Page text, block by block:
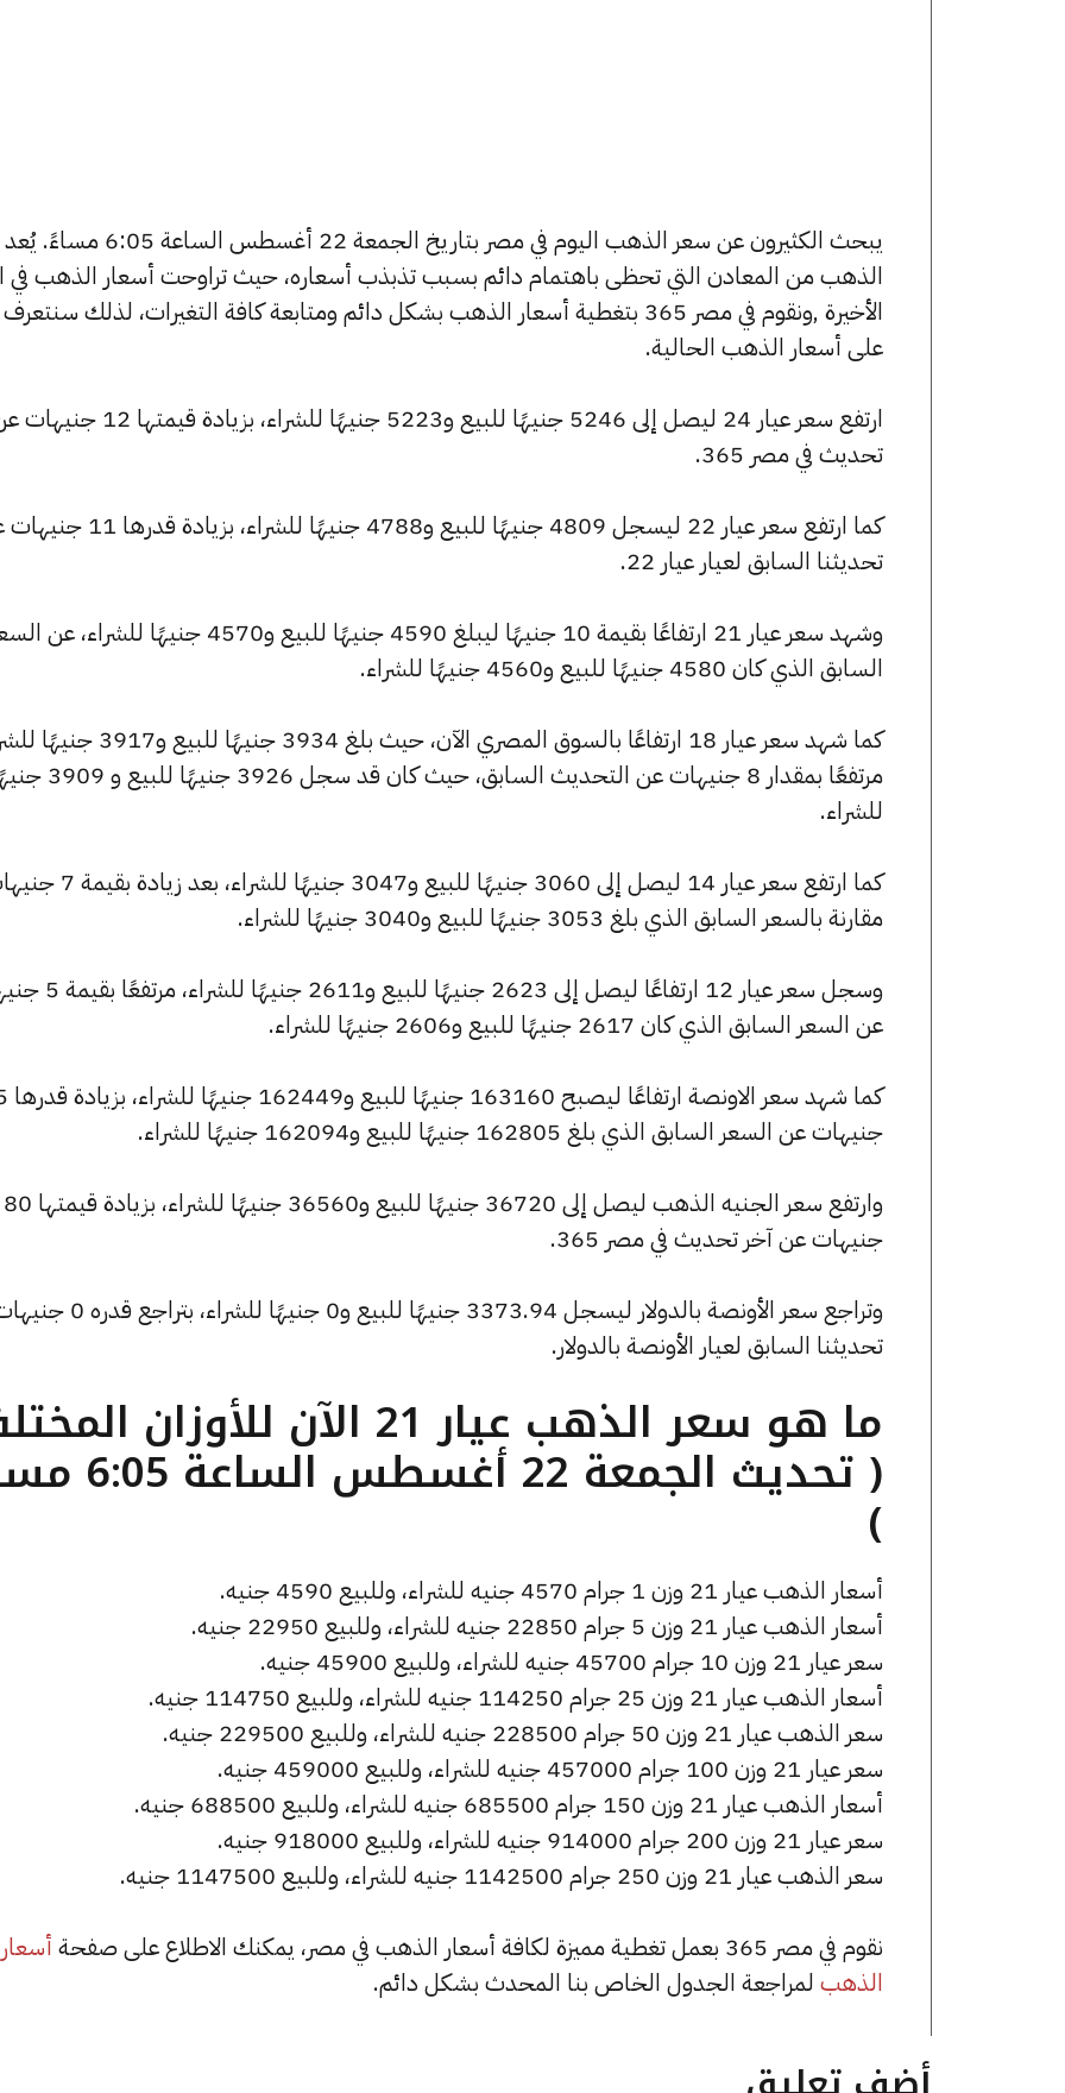
يبحث الكثيرون عن سعر الذهب اليوم في مصر بتاريخ الجمعة 22 أغسطس الساعة 6:05 مساءً. يُعد
الذهب من المعادن التي تحظى باهتمام دائم بسبب تذبذب أسعاره، حيث تراوحت أسعار الذهب في
الأخيرة ,ونقوم في مصر 365 بتغطية أسعار الذهب بشكل دائم ومتابعة كافة التغيرات، لذلك
على أسعار الذهب الحالية.
ارتفع سعر عيار 24 ليصل إلى 5246 جنيهًا للبيع و5223 جنيهًا
تحديث في مصر 365.
كما ارتفع سعر عيار 22 ليسجل 4809 جنيهًا للبيع و4788 جنيهًا للشراء،
تحديثنا السابق لعيار عيار 22.
وشهد سعر عيار 21 ارتفاعًا بقيمة 10 جنيهًا ليبلغ 4590 جنيهًا للبيع و4570 جنيهًا للشراء،
السابق الذي كان 4580 جنيهًا للبيع و4560 جنيهًا للشراء.
كما شهد سعر عيار 18 ارتفاعًا بالسوق المصري الآن، حيث بلغ 3934 جنيهًا
مرتفعًا بمقدار 8 جنيهات عن التحديث السابق، حيث كان قد سجل
للشراء.
كما ارتفع سعر عيار 14 ليصل إلى 3060 جنيهًا للبيع و3047 جنيهًا
مقارنة بالسعر السابق الذي بلغ 3053 جنيهًا للبيع و3040 جنيهًا للشراء.
وسجل سعر عيار 12 ارتفاعًا ليصل إلى 2623
عن السعر السابق الذي كان 2617 جنيهًا للبيع و2606 جنيهًا للشراء.
كما شهد
جنيهات عن السعر السابق الذي بلغ 162805 جنيهًا للبيع و162094 جنيهًا للشراء.
وارتفع سعر الجنيه الذهب ليصل إلى 36720 جنيهًا للبيع و36560 جنيهًا للشراء، بزيادة قيمتها 80
جنيهات عن آخر تحديث في مصر 365.
وتراجع سعر الأونصة بالدولار ليسجل 3373.94 جنيهًا
تحديثنا السابق لعيار الأونصة بالدولار.
ما هو سعر الذهب عيار 21 الآن للأوزان
( تحديث الجمعة 22
)
أسعار الذهب عيار 21 وزن 1 جرام 4570 جنيه للشراء، وللبيع 4590 جنيه.
أسعار الذهب عيار 21 وزن 5 جرام 22850 جنيه للشراء، وللبيع 22950 جنيه.
سعر عيار 21 وزن 10 جرام 45700 جنيه للشراء، وللبيع 45900 جنيه.
أسعار الذهب عيار 21 وزن 25 جرام 114250 جنيه للشراء، وللبيع 114750 جنيه.
سعر الذهب عيار 21 وزن 50 جرام 228500 جنيه للشراء، وللبيع 229500 جنيه.
سعر عيار 21 وزن 100 جرام 457000 جنيه للشراء، وللبيع 459000 جنيه.
أسعار الذهب عيار 21 وزن 150 جرام 685500 جنيه للشراء، وللبيع 688500 جنيه.
سعر عيار 21 وزن 200 جرام 914000 جنيه للشراء، وللبيع 918000 جنيه.
سعر الذهب عيار 21 وزن 250 جرام 1142500 جنيه للشراء، وللبيع 1147500 جنيه.
نقوم في مصر 365 بعمل تغطية مميزة لكافة أسعار الذهب في مصر، يمكنك الاطلاع على صفحة
أسعار
الذهب لمراجعة الجدول الخاص بنا المحدث بشكل دائم.